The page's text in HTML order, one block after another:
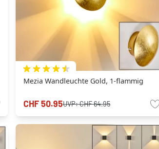
Mezia Wandleuchte Gold, 1-flammig
CHF 50.95UVP:CHF 64.95